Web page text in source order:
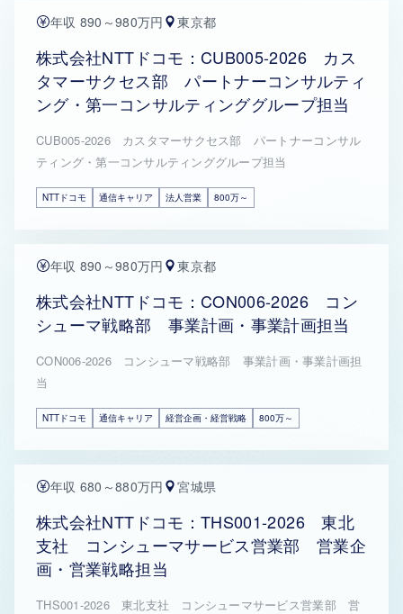
年収 890～980万円 東京都
株式会社NTTドコモ：CUB005-2026 カス
タマーサクセス部 パートナーコンサルティ
ング・第一コンサルティンググループ担当
CUB005-2026 カスタマーサクセス部 パートナーコンサル
ティング・第一コンサルティンググループ担当
NTTドコモ 通信キャリア 法人営業 800万～
年収 890～980万円 東京都
株式会社NTTドコモ：CON006-2026 コン
シューマ戦略部 事業計画・事業計画担当
CON006-2026 コンシューマ戦略部 事業計画・事業計画担
当
NTTドコモ 通信キャリア 経営企画・経営戦略 800万～
年収 680～880万円 宮城県
株式会社NTTドコモ：THS001-2026 東北
支社 コンシューマサービス営業部 営業企
画・営業戦略担当
THS001-2026 東北支社 コンシューマサービス営業部 営